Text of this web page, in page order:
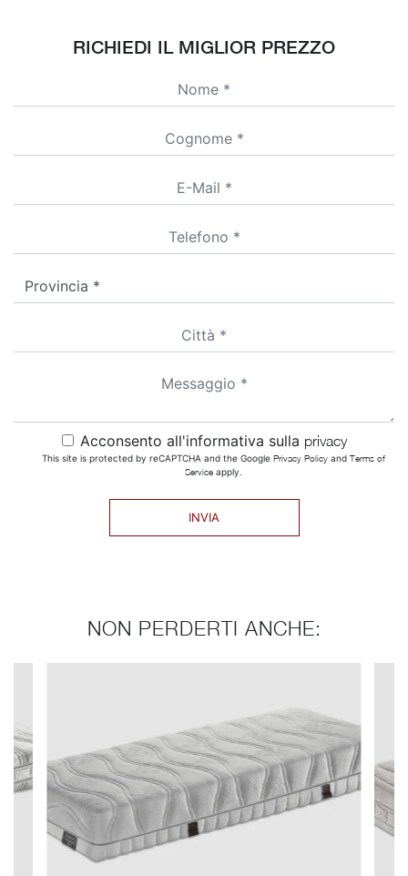
RICHIEDI IL MIGLIOR PREZZO
Acconsento all'informativa sulla privacy
This site is protected by reCAPTCHA and the Google Privacy Policyand Terms of
Serviceapply.
INVIA
NON PERDERTI ANCHE: